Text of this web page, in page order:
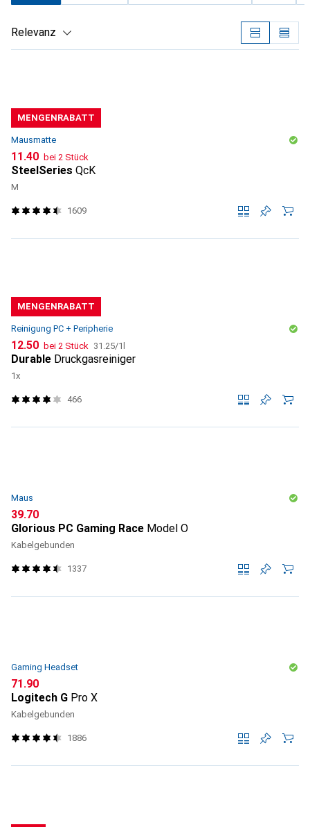
Relevanz
MENGENRABATT
Mausmatte
CHF
11.40 bei 2 Stück
SteelSeries QcK
M
1609
MENGENRABATT
Reinigung PC + Peripherie
CHF
12.50 bei 2 Stück CHF
31.25/1l
Durable Druckgasreiniger
1x
466
Maus
CHF
39.70
Glorious PC Gaming Race Model O
Kabelgebunden
1337
Gaming Headset
CHF
71.90
Logitech G Pro X
Kabelgebunden
1886